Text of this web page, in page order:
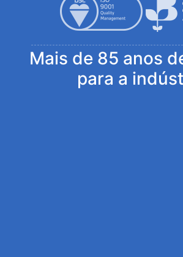
Mais de 85 anos
para a